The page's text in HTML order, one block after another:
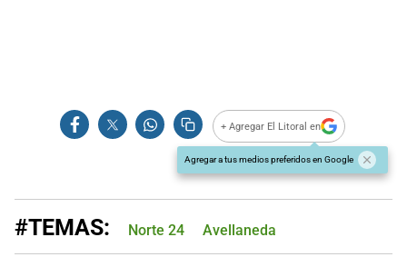
+ Agregar El Litoral en
Agregar a tus medios preferidos en Google
#TEMAS: Norte 24 Avellaneda